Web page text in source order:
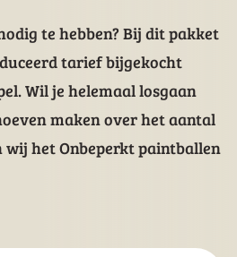
te hebben? Bij dit pakket
tarief bijgekocht
Wil je helemaal losgaan
maken over het aantal
wij het Onbeperkt paintballen